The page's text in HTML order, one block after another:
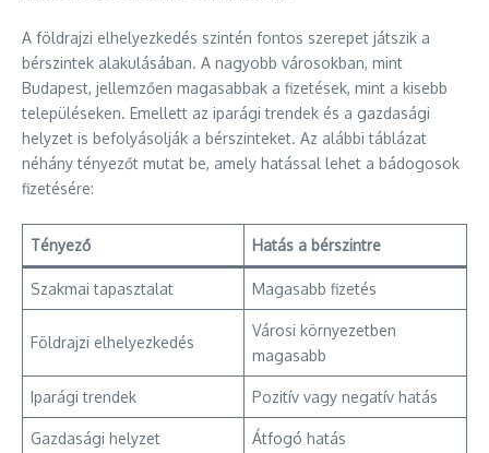
A földrajzi elhelyezkedés szintén fontos szerepet játszik a
bérszintek alakulásában. A nagyobb városokban, mint
Budapest, jellemzően magasabbak a fizetések, mint a kisebb
településeken. Emellett az iparági trendek és a gazdasági
helyzet is befolyásolják a bérszinteket. Az alábbi táblázat
néhány tényezőt mutat be, amely hatással lehet a bádogosok
fizetésére:
Tényező Hatás a bérszintre
Szakmai tapasztalat Magasabb fizetés
Földrajzi elhelyezkedés
Városi környezetben
magasabb
Iparági trendek Pozitív vagy negatív hatás
Gazdasági helyzet Átfogó hatás